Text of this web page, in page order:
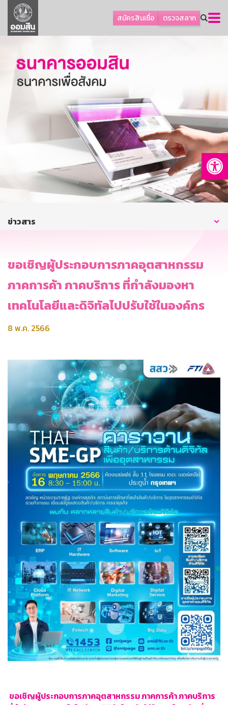
สมัครสินเชื่อ ตรวจสลาก
ลูกค้าธุรกิจ
ลูกค้าผู้ประกอบรายย่อย
ออมเพื่อสุข
เกี่ยวกับธนาคาร
การพัฒนาที่ยั่งยืน
บริการทางการเงิน
ติดต่อเรา
บริการออนไลน์
ข่าวสาร
ขอเชิญผู้ประกอบการภาคอุตสาหกรรม
ภาคการค้า ภาคบริการ ที่กำลังมองหา
เทคโนโลยีและดิจิทัลไปปรับใช้ในองค์กร
8 พ.ค. 2566
ขอเชิญผู้ประกอบการภาคอุตสาหกรรม ภาคการค้า ภาคบริการ